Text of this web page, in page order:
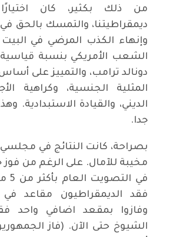
من ذلك بكثير، كان
ديمقراطيتنا، والتمسك بالحق في
وإنهاء الكذب المرضي في
الشعب الأمريكي بنسبة
دونالد ترامب، والتمييز على
المثلية الجنسية، وكراهية
الديني، والقيادة الاستبدادية.
جدا.
بصراحة، كانت النتائج في
مخيبة للآمال. على الرغم من فوز
في
فقد الديمقراطيون مقاعد
وفازوا بمقعد اضافي
الشيوخ حتى الآن. (فاز